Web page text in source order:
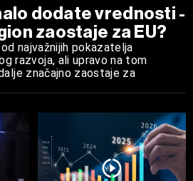
dodate vrednosti -
zaostaje za EU?
najvažnijih pokazatelja
razvoja, ali upravo na tom
značajno zaostaje za